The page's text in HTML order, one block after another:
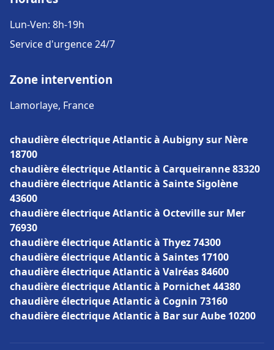
Lun-Ven: 8h-19h
Service d'urgence 24/7
Zone intervention
Lamorlaye, France
chaudière électrique Atlantic à Aubigny sur Nère
18700
chaudière électrique Atlantic à Carqueiranne 83320
chaudière électrique Atlantic à Sainte Sigolène
43600
chaudière électrique Atlantic à Octeville sur Mer
76930
chaudière électrique Atlantic à Thyez 74300
chaudière électrique Atlantic à Saintes 17100
chaudière électrique Atlantic à Valréas 84600
chaudière électrique Atlantic à Pornichet 44380
chaudière électrique Atlantic à Cognin 73160
chaudière électrique Atlantic à Bar sur Aube 10200